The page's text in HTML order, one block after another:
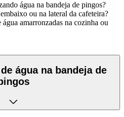
água na bandeja de pingos?
ou na lateral da cafeteira?
amarronzadas na cozinha ou
água na bandeja de